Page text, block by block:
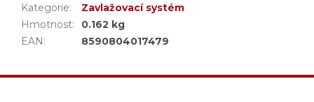
Kategorie:
Zavlažovací systém
Hmotnost:
0.162 kg
EAN: 8590804017479